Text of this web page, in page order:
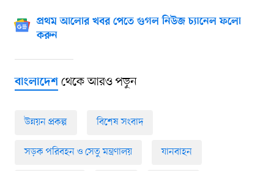
প্রথম আলোর খবর পেতে গুগল নিউজ চ্যানেল ফলো
করুন
বাংলাদেশথেকে আরও পড়ুন
উন্নয়ন প্রকল্প বিশেষ সংবাদ
সড়ক পরিবহন ও সেতু মন্ত্রণালয় যানবাহন